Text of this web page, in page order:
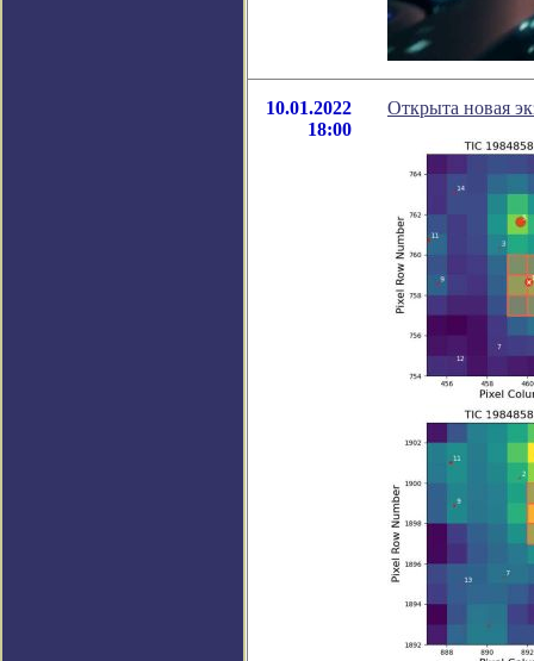
10.01.2022
18:00
Открыта новая